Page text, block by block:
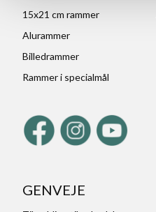
15x21 cm rammer
Alurammer
Billedrammer
Rammer i specialmål
GENVEJE